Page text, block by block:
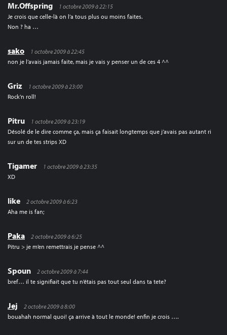
Mr.Offspring
1 octobre 2009 à 22:15
Je crois que celle-là on l’a tous plus ou moins faites.
Non ? ha …
sako
1 octobre 2009 à 22:45
non je l’avais jamais faite, mais je vais y penser un de ces 4 ^^
Griz
1 octobre 2009 à 23:00
Rock’n roll!
Pitru
1 octobre 2009 à 23:19
Désolé de le dire comme ça, mais ça faisait longtemps que j’avais pas autant ri
sur un de tes strips XD
Tigamer
1 octobre 2009 à 23:35
XD
like
2 octobre 2009 à 6:23
Aha me is fan;
Paka
2 octobre 2009 à 6:25
Pitru > je m’en remettrais je pense ^^
Spoun
2 octobre 2009 à 7:44
bref… il te signifiait que tu n’étais pas tout seul dans ta tete?
Jej
2 octobre 2009 à 8:00
bouahah normal quoi! ça arrive à tout le monde! enfin je crois ….